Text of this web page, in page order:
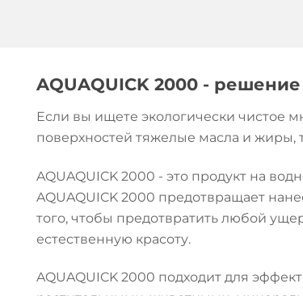
AQUAQUICK 2000 -
Если вы ищете экологически чистое
поверхностей тяжелые масла и жиры,
AQUAQUICK 2000 - это продукт на
AQUAQUICK 2000 предотвращает
того, чтобы предотвратить любой
естественную красоту.
AQUAQUICK 2000 подходит для